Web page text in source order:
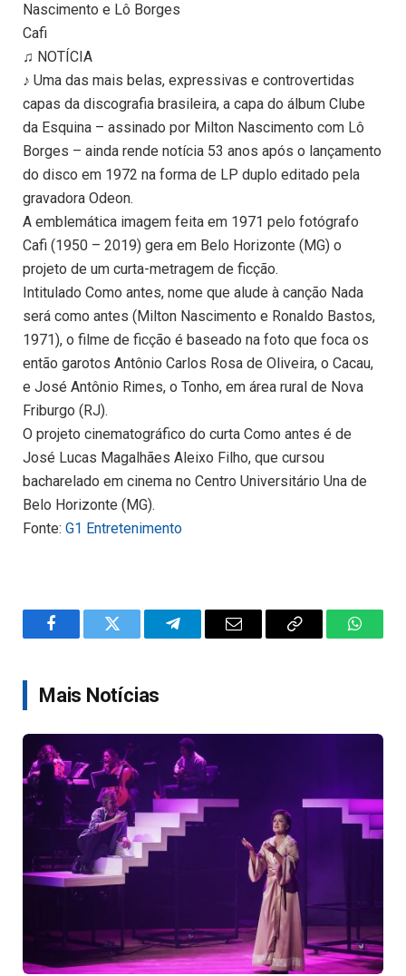
Nascimento e Lô Borges
Cafi
♫ NOTÍCIA
♪ Uma das mais belas, expressivas e controvertidas
capas da discografia brasileira, a capa do álbum Clube
da Esquina – assinado por Milton Nascimento com Lô
Borges – ainda rende notícia 53 anos após o lançamento
do disco em 1972 na forma de LP duplo editado pela
gravadora Odeon.
A emblemática imagem feita em 1971 pelo fotógrafo
Cafi (1950 – 2019) gera em Belo Horizonte (MG) o
projeto de um curta-metragem de ficção.
Intitulado Como antes, nome que alude à canção Nada
será como antes (Milton Nascimento e Ronaldo Bastos,
1971), o filme de ficção é baseado na foto que foca os
então garotos Antônio Carlos Rosa de Oliveira, o Cacau,
e José Antônio Rimes, o Tonho, em área rural de Nova
Friburgo (RJ).
O projeto cinematográfico do curta Como antes é de
José Lucas Magalhães Aleixo Filho, que cursou
bacharelado em cinema no Centro Universitário Una de
Belo Horizonte (MG).
Fonte: G1 Entretenimento
FacebookTwitter TelegramEmail
Copy
Mais Notícias